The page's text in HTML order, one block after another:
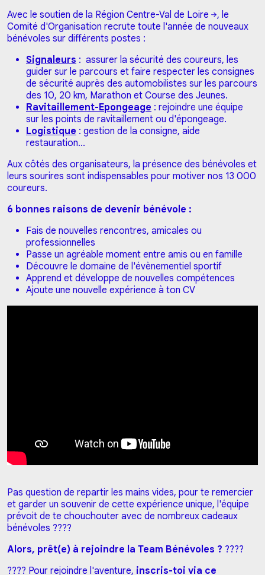
Avec le soutien de la Région Centre-Val de Loire
, le
Comité d'Organisation recrute toute l'année de nouveaux
bénévoles sur différents postes :
Signaleurs : assurer la sécurité des coureurs, les
guider sur le parcours et faire respecter les consignes
de sécurité auprès des automobilistes sur les parcours
des 10, 20 km, Marathon et Course des Jeunes.
Ravitaillement-Epongeage : rejoindre une équipe
sur les points de ravitaillement ou d'épongeage.
Logistique : gestion de la consigne, aide
restauration...
Aux côtés des organisateurs, la présence des bénévoles et
leurs sourires sont indispensables pour motiver nos 13 000
coureurs.
6 bonnes raisons de devenir bénévole :
Fais de nouvelles rencontres, amicales ou
professionnelles
Passe un agréable moment entre amis ou en famille
Découvre le domaine de l'évènementiel sportif
Apprend et développe de nouvelles compétences
Ajoute une nouvelle expérience à ton CV
Pas question de repartir les mains vides, pour te remercier
et garder un souvenir de cette expérience unique, l'équipe
prévoit de te chouchouter avec de nombreux cadeaux
bénévoles ????
Alors, prêt(e) à rejoindre la Team Bénévoles ? ????
???? Pour rejoindre l'aventure, inscris-toi via ce